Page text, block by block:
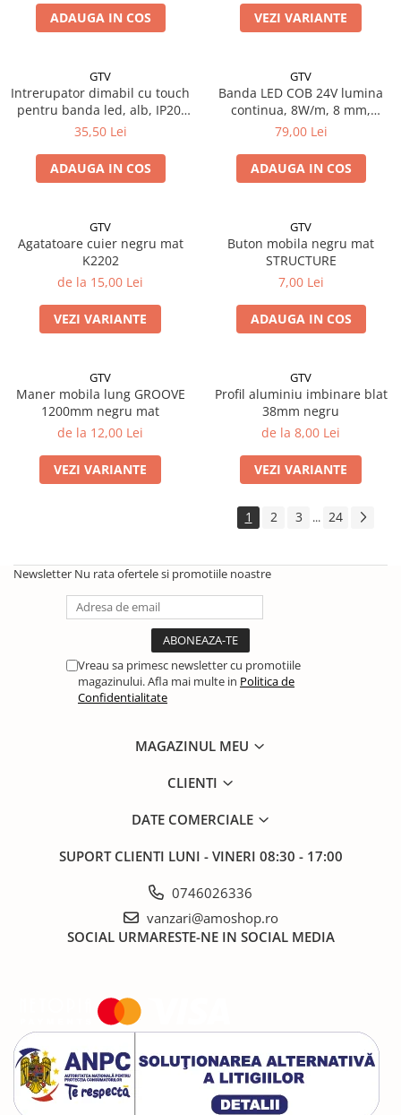
ADAUGA IN COS VEZI VARIANTE
GTV
Intrerupator dimabil cu touch
pentru banda led, alb, IP20,
22 x 16mm
35,50 Lei
ADAUGA IN COS
GTV
Banda LED COB 24V lumina
continua, 8W/m, 8 mm,
lumina neutra, 4000K, IP20,
79,00 Lei
ADAUGA IN COS
GTV
Agatatoare cuier negru mat
K2202
de la 15,00 Lei
VEZI VARIANTE
GTV
Buton mobila negru mat
STRUCTURE
7,00 Lei
ADAUGA IN COS
GTV
Maner mobila lung GROOVE
1200mm negru mat
de la 12,00 Lei
VEZI VARIANTE
GTV
Profil aluminiu imbinare blat
38mm negru
de la 8,00 Lei
VEZI VARIANTE
1 2 3 ... 24
Newsletter Nu rata ofertele si promotiile noastre
Vreau sa primesc newsletter cu promotiile
magazinului. Afla mai multe in Politica de
Confidentialitate
MAGAZINUL MEU
CLIENTI
DATE COMERCIALE
SUPORT CLIENTI LUNI - VINERI 08:30 - 17:00
0746026336
vanzari@amoshop.ro
SOCIAL URMARESTE-NE IN SOCIAL MEDIA